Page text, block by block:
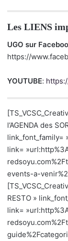
Les LIENS
UGO sur
https://
YOUTUBE:
l’AGENDA des
link_font_family=
link=
events-a-
RESTO »
link=